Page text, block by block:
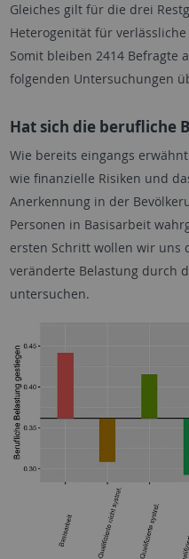
Gleiches gilt für die drei
Heterogenität für
Somit bleiben 2414 Befragte
folgenden Untersuchungen
Hat sich die berufliche
Wie bereits eingangs
wie finanzielle Risiken und
Anerkennung in der
Personen in Basisarbeit
ersten Schritt wollen wir uns
veränderte Belastung durch
untersuchen.